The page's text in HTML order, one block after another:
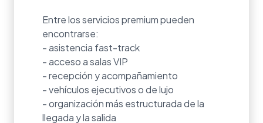
Entre los servicios premium pueden
encontrarse:
- asistencia fast-track
- acceso a salas VIP
- recepción y acompañamiento
- vehículos ejecutivos o de lujo
- organización más estructurada de la
llegada y la salida